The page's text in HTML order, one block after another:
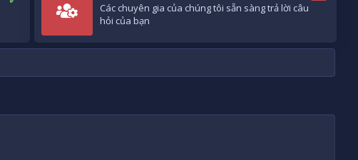
Các chuyên gia của chúng tôi sẵn sàng trả lời câu
hỏi của bạn